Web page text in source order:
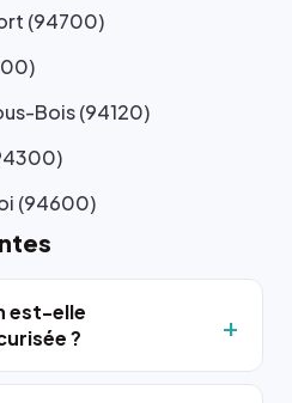
(94700)
Bois (94120)
(94600)
est-elle
?